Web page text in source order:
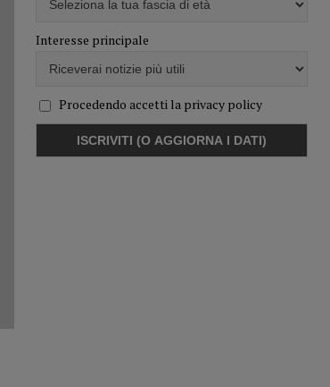
Interesse principale
Procedendo accetti la privacy policy